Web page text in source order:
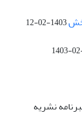
1403-02-12
1403-
نشریه